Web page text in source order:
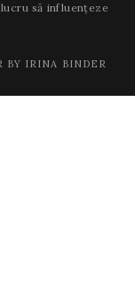
să influențeze
BY IRINA BINDER